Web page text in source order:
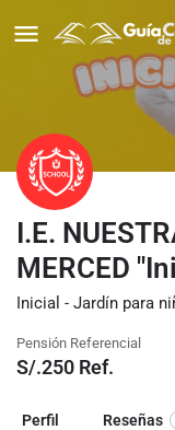
I.E.
MERCED
Inicial - Jardín para
Pensión Referencial
S/.250 Ref.
Perfil Reseñas